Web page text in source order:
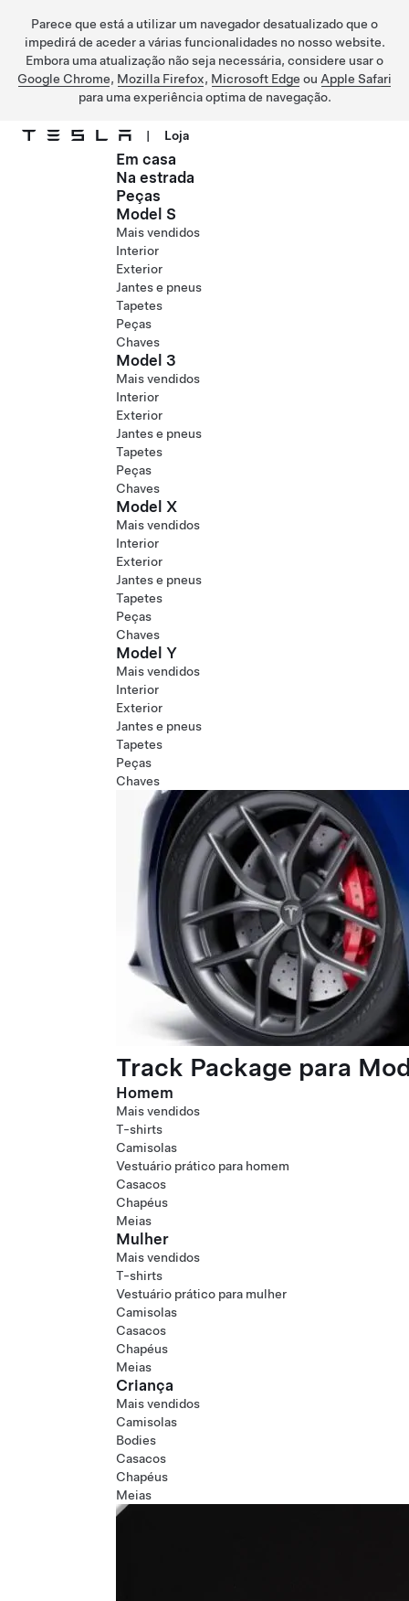
Parece que está a utilizar um navegador desatualizado que o
impedirá de aceder a várias funcionalidades no nosso website.
Embora uma atualização não seja necessária, considere usar o
Google Chrome, Mozilla Firefox, Microsoft Edge ou Apple Safari
para uma experiência optima de navegação.
Ir para o conteúdo principal
| Loja
Em casa
Na estrada
Peças
Model S
Mais vendidos
Interior
Exterior
Jantes e pneus
Tapetes
Peças
Chaves
Model 3
Mais vendidos
Interior
Exterior
Jantes e pneus
Tapetes
Peças
Chaves
Model X
Mais vendidos
Interior
Exterior
Jantes e pneus
Tapetes
Peças
Chaves
Model Y
Mais vendidos
Interior
Exterior
Jantes e pneus
Tapetes
Peças
Chaves
Track Package para
Homem
Mais vendidos
T-shirts
Camisolas
Vestuário prático para homem
Casacos
Chapéus
Meias
Mulher
Mais vendidos
T-shirts
Vestuário prático para mulher
Camisolas
Casacos
Chapéus
Meias
Criança
Mais vendidos
Camisolas
Bodies
Casacos
Chapéus
Meias